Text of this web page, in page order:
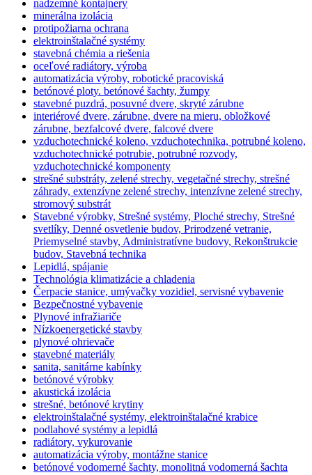
nadzemné kontajnery
minerálna izolácia
protipožiarna ochrana
elektroinštalačné systémy
stavebná chémia a riešenia
oceľové radiátory, výroba
automatizácia výroby, robotické pracoviská
betónové ploty. betónové šachty, žumpy
stavebné puzdrá, posuvné dvere, skryté zárubne
interiérové dvere, zárubne, dvere na mieru, obložkové
zárubne, bezfalcové dvere, falcové dvere
vzduchotechnické koleno, vzduchotechnika, potrubné koleno,
vzduchotechnické potrubie, potrubné rozvody,
vzduchotechnické komponenty
strešné substráty, zelené strechy, vegetačné strechy, strešné
záhrady, extenzívne zelené strechy, intenzívne zelené strechy,
stromový substrát
Stavebné výrobky, Strešné systémy, Ploché strechy, Strešné
svetlíky, Denné osvetlenie budov, Prirodzené vetranie,
Priemyselné stavby, Administratívne budovy, Rekonštrukcie
budov, Stavebná technika
Lepidlá, spájanie
Technológia klimatizácie a chladenia
Čerpacie stanice, umývačky vozidiel, servisné vybavenie
Bezpečnostné vybavenie
Plynové infražiariče
Nízkoenergetické stavby
plynové ohrievače
stavebné materiály
sanita, sanitárne kabínky
betónové výrobky
akustická izolácia
strešné, betónové krytiny
elektroinštalačné systémy, elektroinštalačné krabice
podlahové systémy a lepidlá
radiátory, vykurovanie
automatizácia výroby, montážne stanice
betónové vodomerné šachty, monolitná vodomerná šachta